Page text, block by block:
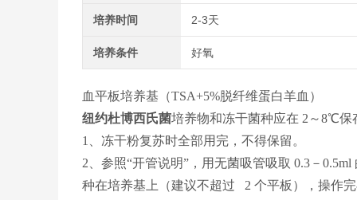
培养时间 2-3天
培养条件 好氧
血平板培养基（TSA+5%脱纤维蛋白羊血）
纽约杜博西氏菌培养物和冻干菌种应在 2～8℃保
1、冻干粉复苏时全部用完，不得保留。
2、参照“开管说明”，用无菌吸管吸取 0.3－
种在培养基上（建议不超过 2 个平板），操作